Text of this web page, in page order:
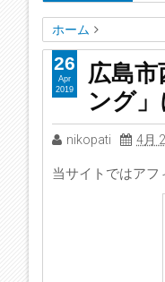
ホーム
イベント企画・運営
広島市西区の販促
広島
ング
nikopati 4月
当サイトではアフ
26
Apr
2019